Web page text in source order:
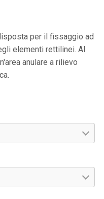
per il fissaggio ad
elementi rettilinei. Al
anulare a rilievo